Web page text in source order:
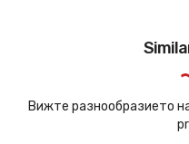
Вижте разнообразието